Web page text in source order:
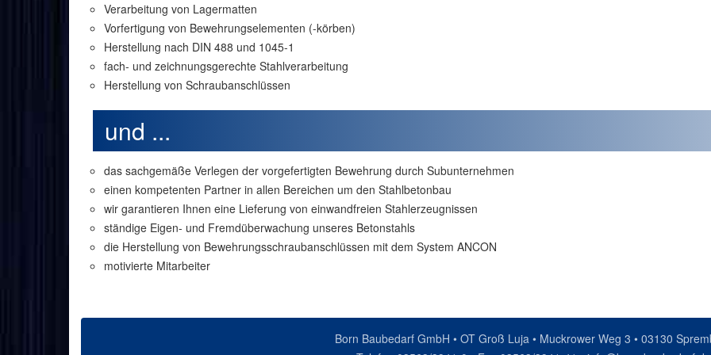
Verarbeitung von Lagermatten
Vorfertigung von Bewehrungselementen (-körben)
Herstellung nach DIN 488 und 1045-1
fach- und zeichnungsgerechte Stahlverarbeitung
Herstellung von Schraubanschlüssen
und ...
das sachgemäße Verlegen der vorgefertigten Bewehrung durch Subunternehmen
einen kompetenten Partner in allen Bereichen um den Stahlbetonbau
wir garantieren Ihnen eine Lieferung von einwandfreien Stahlerzeugnissen
ständige Eigen- und Fremdüberwachung unseres Betonstahls
die Herstellung von Bewehrungsschraubanschlüssen mit dem System ANCON
motivierte Mitarbeiter
Born Baubedarf GmbH • OT Groß Luja • Muckrower Weg 3 • 03130